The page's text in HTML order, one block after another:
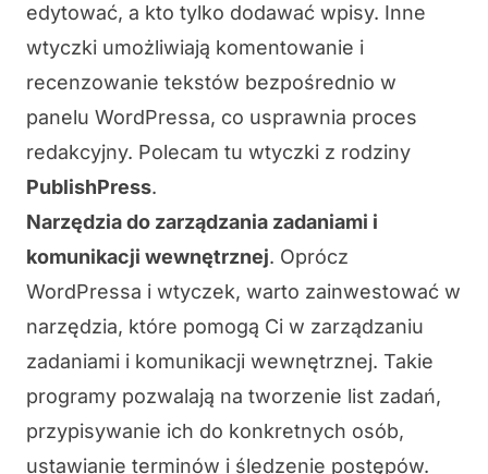
edytować, a kto tylko dodawać wpisy. Inne
wtyczki umożliwiają komentowanie i
recenzowanie tekstów bezpośrednio w
panelu WordPressa, co usprawnia proces
redakcyjny. Polecam tu wtyczki z rodziny
PublishPress.
Narzędzia do zarządzania zadaniami i
komunikacji wewnętrznej. Oprócz
WordPressa i wtyczek, warto zainwestować w
narzędzia, które pomogą Ci w zarządzaniu
zadaniami i komunikacji wewnętrznej. Takie
programy pozwalają na tworzenie list zadań,
przypisywanie ich do konkretnych osób,
ustawianie terminów i śledzenie postępów.